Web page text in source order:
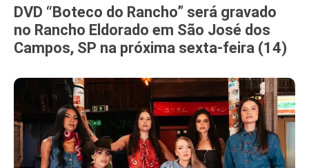
DVD “Boteco do Rancho” será gravado
no Rancho Eldorado em São José dos
Campos, SP na próxima sexta-feira (14)